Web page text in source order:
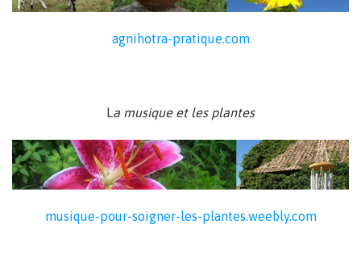
agnihotra-pratique.com
La musique et les plantes
musique-pour-soigner-les-plantes.weebly.com